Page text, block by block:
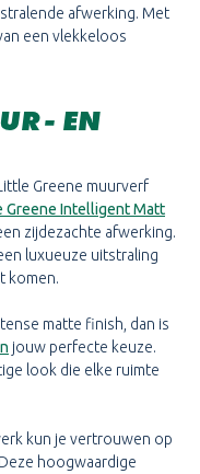
afwerking. Met
een vlekkeloos
EN
Greene muurverf
Greene Intelligent Matt
zijdezachte afwerking.
luxueuze uitstraling
komen.
matte finish, dan is
jouw perfecte keuze.
look die elke ruimte
kun je vertrouwen op
hoogwaardige